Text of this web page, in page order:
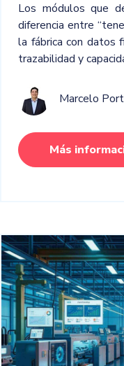
Los módulos que
diferencia entre
la fábrica con datos
trazabilidad y
Marcelo
Más